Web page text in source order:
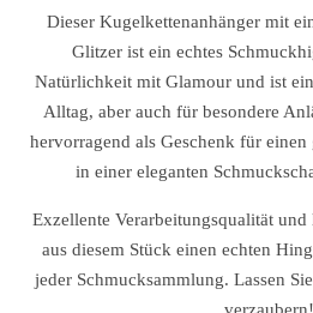
Dieser Kugelkettenanhänger mit
Glitzer ist ein echtes
Natürlichkeit mit Glamour und ist
Alltag, aber auch für besondere
hervorragend als Geschenk für
in einer eleganten
Exzellente Verarbeitungsqualität
aus diesem Stück einen echten
jeder Schmucksammlung. Lassen